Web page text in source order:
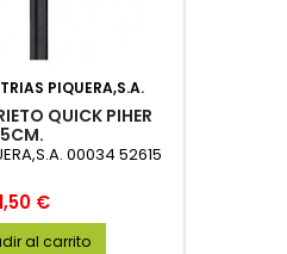
PIQUERA,S.A.
QUICK PIHER
00034 52615
€
al carrito